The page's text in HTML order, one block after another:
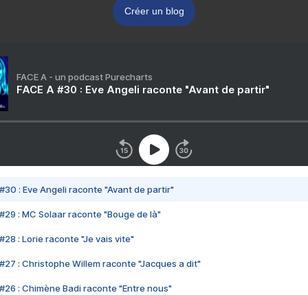
Créer un blog
FACE A - un podcast Purecharts
FACE A #30 : Eve Angeli raconte "Avant de partir"
#30 : Eve Angeli raconte "Avant de partir"
#29 : MC Solaar raconte "Bouge de là"
#28 : Lorie raconte "Je vais vite"
#27 : Christophe Willem raconte "Jacques a dit"
#26 : Chimène Badi raconte "Entre nous"